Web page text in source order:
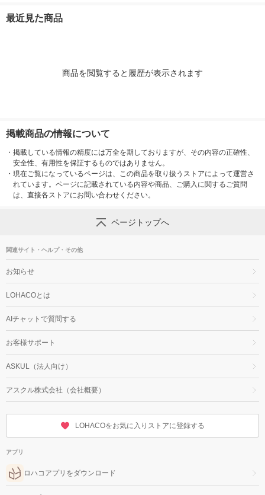
最近見た商品
商品を閲覧すると履歴が表示されます
掲載商品の情報について
・ 掲載している情報の精度には万全を期しておりますが、その内容の正確性、
安全性、有用性を保証するものではありません。
・ 現在ご覧になっているページは、この商品を取り扱うストアによって運営さ
れています。ページに記載されている内容や商品、ご購入に関するご質問
は、直接各ストアにお問い合わせください。
ページトップへ
関連サイト・ヘルプ・その他
お知らせ
LOHACOとは
AIチャットで質問する
お客様サポート
ASKUL（法人向け）
アスクル株式会社（会社概要）
LOHACOをお気に入りストアに登録する
アプリ
ロハコアプリをダウンロード